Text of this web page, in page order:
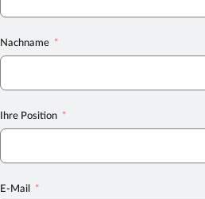
Nachname
Ihre Position
E-Mail